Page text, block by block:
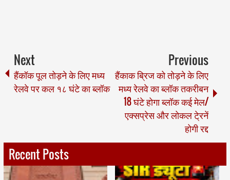
Next
हैंकॉक पूल तोड़ने के लिए मध्य
रेलवे पर कल १८ घंटे का ब्लॉक
Previous
हैंकाक ब्रिज को तोड़ने के लिए
मध्य रेलवे का ब्लॉक तकरीबन
18 घंटे होगा ब्लॉक कई मेल/
एक्सप्रेस और लोकल टे्रनें
होगी रद्द
Recent Posts